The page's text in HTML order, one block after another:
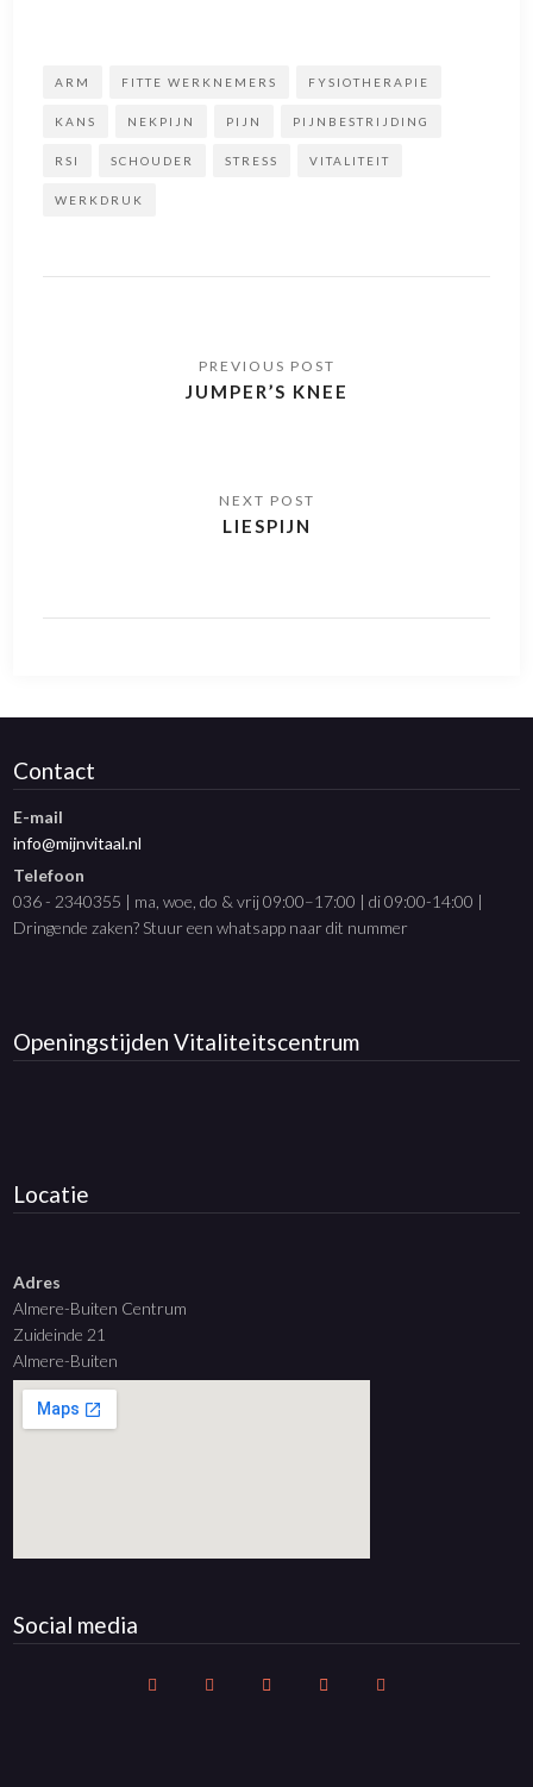
ARM FITTE WERKNEMERS FYSIOTHERAPIE
KANS NEKPIJN PIJN PIJNBESTRIJDING
RSI SCHOUDER STRESS VITALITEIT
WERKDRUK
JUMPER’S KNEE
LIESPIJN
Contact
E-mail
info@mijnvitaal.nl
Telefoon
036 - 2340355 | ma, woe, do & vrij 09:00–17:00 | di 09:00-14:00 |
Dringende zaken? Stuur een whatsapp naar dit nummer
OpeningstijdenVitaliteitscentrum
Locatie
Adres
Almere-Buiten Centrum
Zuideinde 21
Almere-Buiten
Social media